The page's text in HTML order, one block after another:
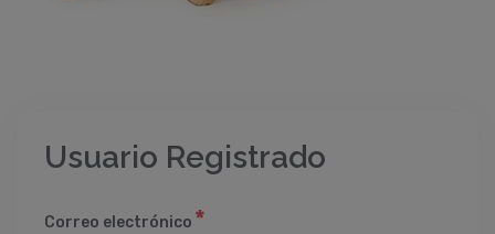
Usuario Registrado
Correo electrónico